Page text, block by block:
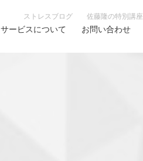
ストレスブログ 佐藤隆の特別講座
サービスについて お問い合わせ